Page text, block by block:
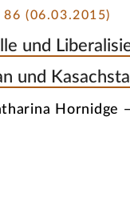
86 (06.03.2015)
und
und
Hornidge